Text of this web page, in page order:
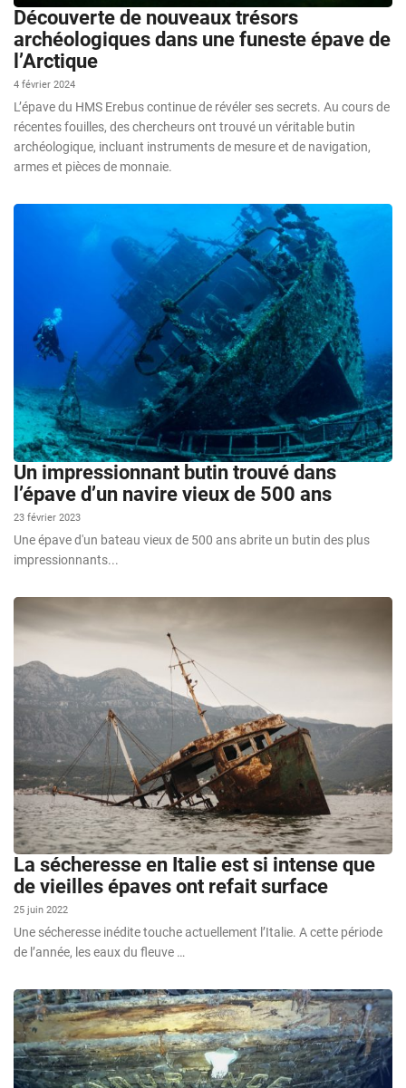
Découverte de nouveaux trésors
archéologiques dans une funeste épave de
l’Arctique
4 février 2024
L’épave du HMS Erebus continue de révéler ses secrets. Au cours de
récentes fouilles, des chercheurs ont trouvé un véritable butin
archéologique, incluant instruments de mesure et de navigation,
armes et pièces de monnaie.
Un impressionnant butin trouvé dans
l’épave d’un navire vieux de 500 ans
23 février 2023
Une épave d'un bateau vieux de 500 ans abrite un butin des plus
impressionnants...
La sécheresse en Italie est si intense que
de vieilles épaves ont refait surface
25 juin 2022
Une sécheresse inédite touche actuellement l’Italie. A cette période
de l’année, les eaux du fleuve …